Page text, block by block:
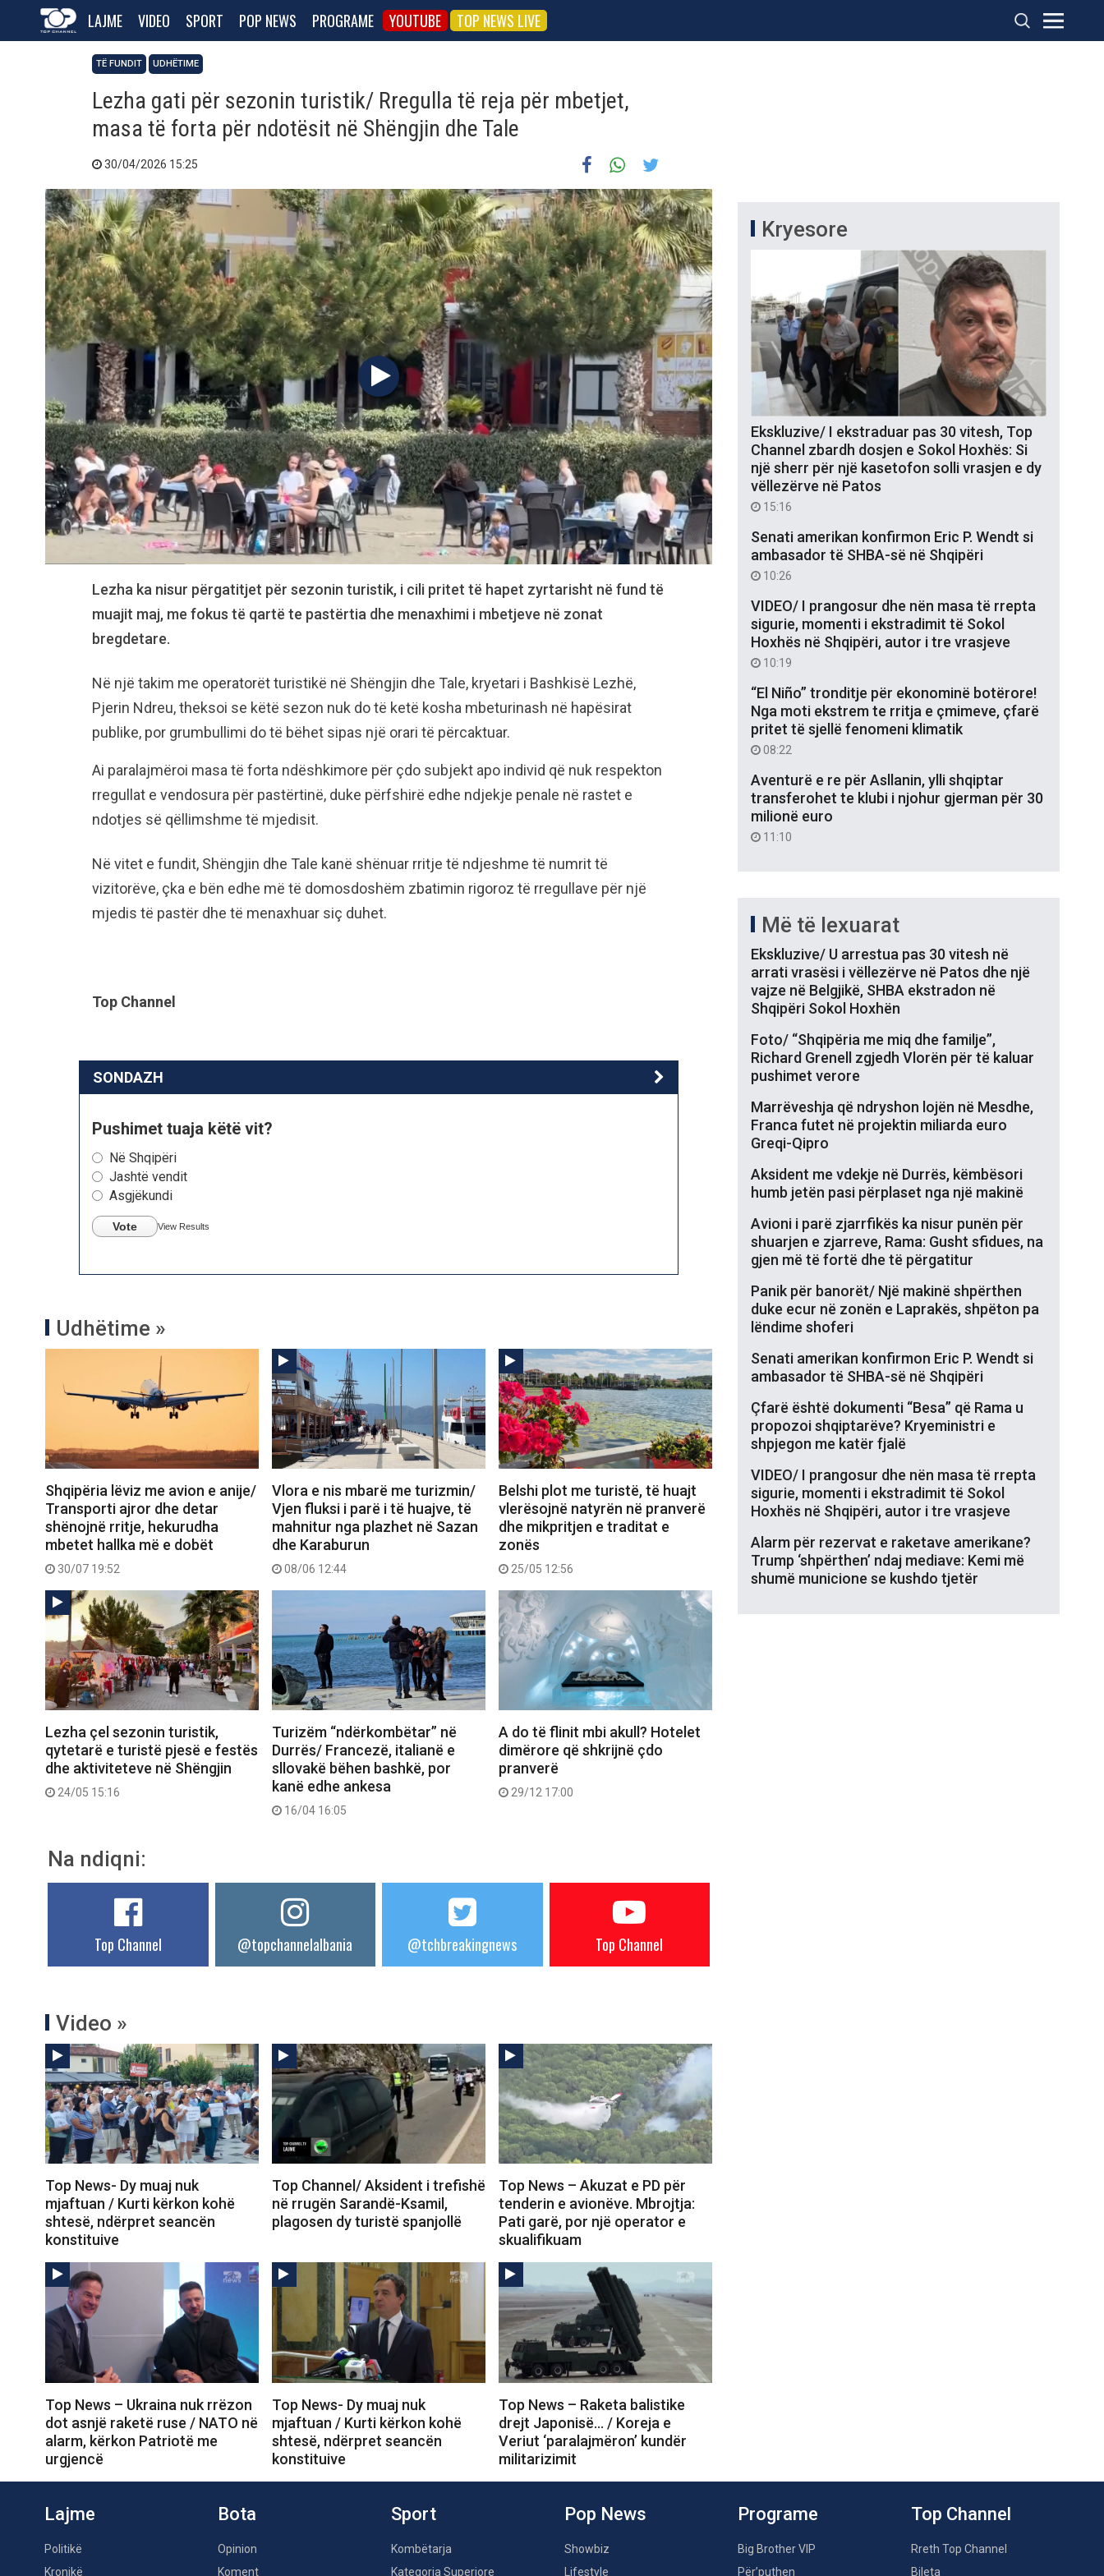
LAJME VIDEO SPORT POP NEWS PROGRAME YOUTUBE TOP NEWS LIVE
TË FUNDIT UDHËTIME
Lezha gati për sezonin turistik/ Rregulla të reja për mbetjet,
masa të forta për ndotësit në Shëngjin dhe Tale
30/04/2026 15:25
Lezha ka nisur përgatitjet për sezonin turistik, i cili pritet të hapet zyrtarisht në fund të
muajit maj, me fokus të qartë te pastërtia dhe menaxhimi i mbetjeve në zonat
bregdetare.
Në një takim me operatorët turistikë në Shëngjin dhe Tale, kryetari i Bashkisë Lezhë,
Pjerin Ndreu, theksoi se këtë sezon nuk do të ketë kosha mbeturinash në hapësirat
publike, por grumbullimi do të bëhet sipas një orari të përcaktuar.
Ai paralajmëroi masa të forta ndëshkimore për çdo subjekt apo individ që nuk respekton
rregullat e vendosura për pastërtinë, duke përfshirë edhe ndjekje penale në rastet e
ndotjes së qëllimshme të mjedisit.
Në vitet e fundit, Shëngjin dhe Tale kanë shënuar rritje të ndjeshme të numrit të
vizitorëve, çka e bën edhe më të domosdoshëm zbatimin rigoroz të rregullave për një
mjedis të pastër dhe të menaxhuar siç duhet.
Top Channel
SONDAZH
Pushimet tuaja këtë vit?
Në Shqipëri
Jashtë vendit
Asgjëkundi
Vote View Results
Udhëtime »
Shqipëria lëviz me avion e anije/
Transporti ajror dhe detar
shënojnë rritje, hekurudha
mbetet hallka më e dobët
30/07 19:52
Vlora e nis mbarë me turizmin/
Vjen fluksi i parë i të huajve, të
mahnitur nga plazhet në Sazan
dhe Karaburun
08/06 12:44
Belshi plot me turistë, të huajt
vlerësojnë natyrën në pranverë
dhe mikpritjen e traditat e
zonës
25/05 12:56
Lezha çel sezonin turistik,
qytetarë e turistë pjesë e festës
dhe aktiviteteve në Shëngjin
24/05 15:16
Turizëm “ndërkombëtar” në
Durrës/ Francezë, italianë e
sllovakë bëhen bashkë, por
kanë edhe ankesa
16/04 16:05
A do të flinit mbi akull? Hotelet
dimërore që shkrijnë çdo
pranverë
29/12 17:00
Na ndiqni:
Top Channel @topchannelalbania @tchbreakingnews Top Channel
Video »
Top News- Dy muaj nuk
mjaftuan / Kurti kërkon kohë
shtesë, ndërpret seancën
konstituive
Top Channel/ Aksident i trefishë
në rrugën Sarandë-Ksamil,
plagosen dy turistë spanjollë
Top News – Akuzat e PD për
tenderin e avionëve. Mbrojtja:
Pati garë, por një operator e
skualifikuam
Top News – Ukraina nuk rrëzon
dot asnjë raketë ruse / NATO në
alarm, kërkon Patriotë me
urgjencë
Top News- Dy muaj nuk
mjaftuan / Kurti kërkon kohë
shtesë, ndërpret seancën
konstituive
Top News – Raketa balistike
drejt Japonisë… / Koreja e
Veriut ‘paralajmëron’ kundër
militarizimit
Kryesore
Ekskluzive/ I ekstraduar pas 30 vitesh, Top
Channel zbardh dosjen e Sokol Hoxhës: Si
një sherr për një kasetofon solli vrasjen e dy
vëllezërve në Patos
15:16
Senati amerikan konfirmon Eric P. Wendt si
ambasador të SHBA-së në Shqipëri
10:26
VIDEO/ I prangosur dhe nën masa të rrepta
sigurie, momenti i ekstradimit të Sokol
Hoxhës në Shqipëri, autor i tre vrasjeve
10:19
“El Niño” tronditje për ekonominë botërore!
Nga moti ekstrem te rritja e çmimeve, çfarë
pritet të sjellë fenomeni klimatik
08:22
Aventurë e re për Asllanin, ylli shqiptar
transferohet te klubi i njohur gjerman për 30
milionë euro
11:10
Më të lexuarat
Ekskluzive/ U arrestua pas 30 vitesh në
arrati vrasësi i vëllezërve në Patos dhe një
vajze në Belgjikë, SHBA ekstradon në
Shqipëri Sokol Hoxhën
Foto/ “Shqipëria me miq dhe familje”,
Richard Grenell zgjedh Vlorën për të kaluar
pushimet verore
Marrëveshja që ndryshon lojën në Mesdhe,
Franca futet në projektin miliarda euro
Greqi-Qipro
Aksident me vdekje në Durrës, këmbësori
humb jetën pasi përplaset nga një makinë
Avioni i parë zjarrfikës ka nisur punën për
shuarjen e zjarreve, Rama: Gusht sfidues, na
gjen më të fortë dhe të përgatitur
Panik për banorët/ Një makinë shpërthen
duke ecur në zonën e Laprakës, shpëton pa
lëndime shoferi
Senati amerikan konfirmon Eric P. Wendt si
ambasador të SHBA-së në Shqipëri
Çfarë është dokumenti “Besa” që Rama u
propozoi shqiptarëve? Kryeministri e
shpjegon me katër fjalë
VIDEO/ I prangosur dhe nën masa të rrepta
sigurie, momenti i ekstradimit të Sokol
Hoxhës në Shqipëri, autor i tre vrasjeve
Alarm për rezervat e raketave amerikane?
Trump ‘shpërthen’ ndaj mediave: Kemi më
shumë municione se kushdo tjetër
Lajme
Politikë
Kronikë
Bota
Opinion
Koment
Sport
Kombëtarja
Kategoria Superiore
Pop News
Showbiz
Lifestyle
Programe
Big Brother VIP
Për’puthen
Top Channel
Rreth Top Channel
Bileta